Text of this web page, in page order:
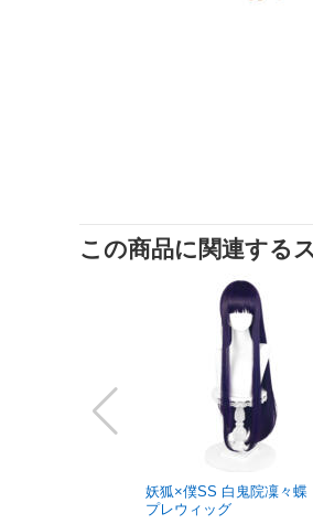
この商品に関連する
妖狐×僕SS 白鬼院凜々蝶
プレウィッグ